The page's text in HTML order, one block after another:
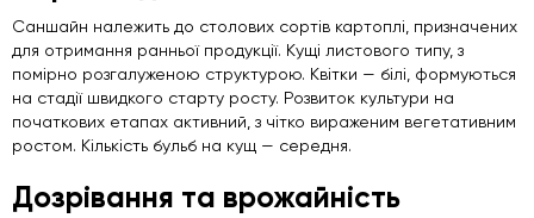
Саншайн належить до столових сортів картоплі, призначених
для отримання ранньої продукції. Кущі листового типу, з
помірно розгалуженою структурою. Квітки — білі, формуються
на стадії швидкого старту росту. Розвиток культури на
початкових етапах активний, з чітко вираженим вегетативним
ростом. Кількість бульб на кущ — середня.
Дозрівання та врожайність